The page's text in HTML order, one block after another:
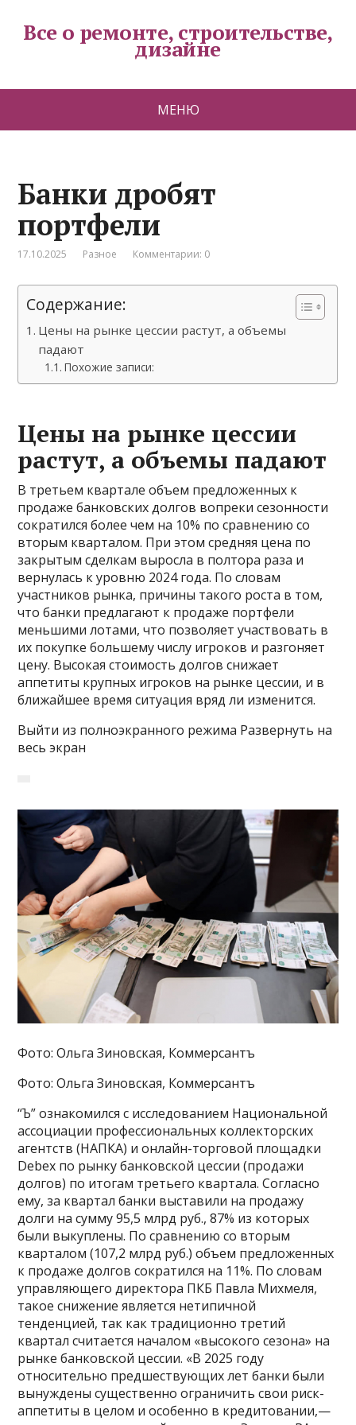
Все о ремонте, строительстве,
дизайне
МЕНЮ
Банки дробят
портфели
17.10.2025 Разное Комментарии: 0
Содержание:
Цены на рынке цессии растут, а объемы
падают
Похожие записи:
Цены на рынке цессии
растут, а объемы падают
В третьем квартале объем предложенных к
продаже банковских долгов вопреки сезонности
сократился более чем на 10% по сравнению со
вторым кварталом. При этом средняя цена по
закрытым сделкам выросла в полтора раза и
вернулась к уровню 2024 года. По словам
участников рынка, причины такого роста в том,
что банки предлагают к продаже портфели
меньшими лотами, что позволяет участвовать в
их покупке большему числу игроков и разгоняет
цену. Высокая стоимость долгов снижает
аппетиты крупных игроков на рынке цессии, и в
ближайшее время ситуация вряд ли изменится.
Выйти из полноэкранного режима Развернуть на
весь экран
Фото: Ольга Зиновская, Коммерсантъ
Фото: Ольга Зиновская, Коммерсантъ
“Ъ” ознакомился с исследованием Национальной
ассоциации профессиональных коллекторских
агентств (НАПКА) и онлайн-торговой площадки
Debex по рынку банковской цессии (продажи
долгов) по итогам третьего квартала. Согласно
ему, за квартал банки выставили на продажу
долги на сумму 95,5 млрд руб., 87% из которых
были выкуплены. По сравнению со вторым
кварталом (107,2 млрд руб.) объем предложенных
к продаже долгов сократился на 11%. По словам
управляющего директора ПКБ Павла Михмеля,
такое снижение является нетипичной
тенденцией, так как традиционно третий
квартал считается началом «высокого сезона» на
рынке банковской цессии. «В 2025 году
относительно предшествующих лет банки были
вынуждены существенно ограничить свои риск-
аппетиты в целом и особенно в кредитовании,—